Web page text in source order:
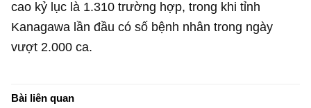
cao kỷ lục là 1.310 trường hợp, trong khi tỉnh
Kanagawa lần đầu có số bệnh nhân trong ngày
vượt 2.000 ca.
Bài liên quan